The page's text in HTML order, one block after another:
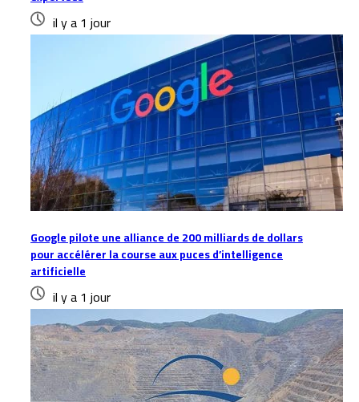
il y a 1 jour
Google pilote une alliance de 200 milliards de dollars
pour accélérer la course aux puces d’intelligence
artificielle
il y a 1 jour